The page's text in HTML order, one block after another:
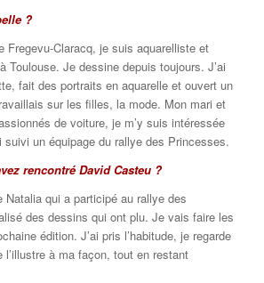
?
Fregevu-Claracq, je suis aquarelliste et
Toulouse. Je dessine depuis toujours. J’ai
fait des portraits en aquarelle et ouvert un
sur les filles, la mode. Mon mari et
de voiture, je m’y suis intéressée
suivi un équipage du rallye des Princesses.
rencontré David Casteu ?
qui a participé au rallye des
des dessins qui ont plu. Je vais faire les
édition. J’ai pris l’habitude, je regarde
l’illustre à ma façon, tout en restant